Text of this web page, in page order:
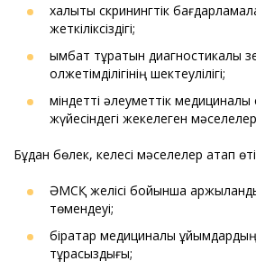
халықты скринингтік
жеткіліксіздігі;
қымбат тұратын диагностикалық
қолжетімділігінің шектеулілігі;
міндетті әлеуметтік медициналық
жүйесіндегі жекелеген
Бұдан бөлек, келесі мәселелер атап
ӘМСҚ желісі бойынша
төмендеуі;
бірқатар медициналық ұйымдардың
тұрақсыздығы;